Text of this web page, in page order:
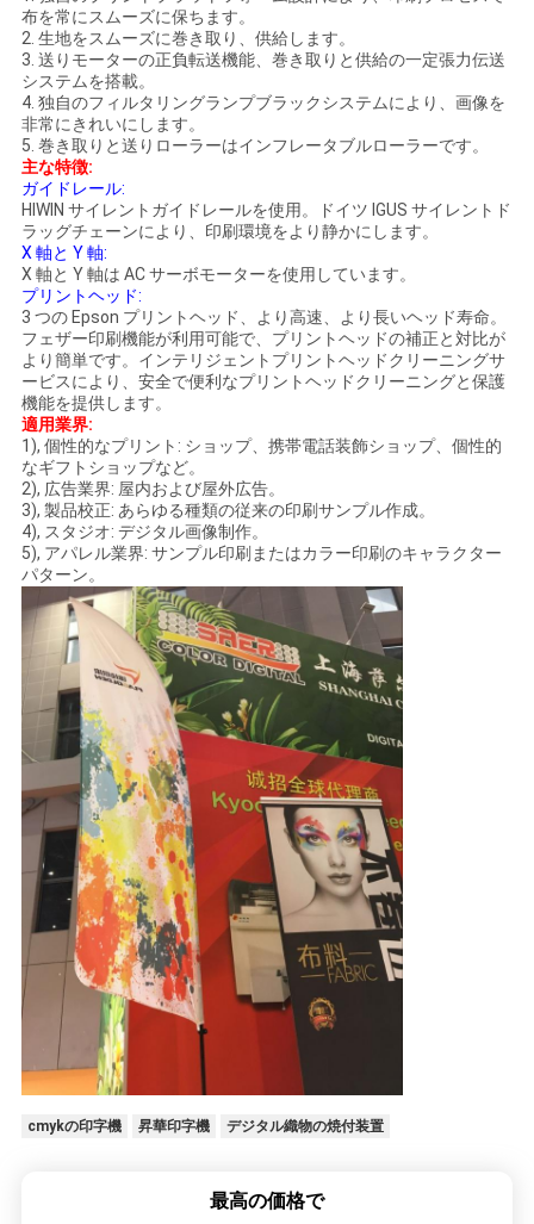
COMPANY
NEWS
地
図
プ
ラ
イ
バ
シ
ー
ポ
リ
ー
布を常にスムーズに保ちます。
2. 生地をスムーズに巻き取り、供給します。
3. 送りモーターの正負転送機能、巻き取りと供給の一定張力伝送
システムを搭載。
4. 独自のフィルタリングランプブラックシステムにより、画像を
非常にきれいにします。
5. 巻き取りと送りローラーはインフレータブルローラーです。
主な特徴:
ガイドレール:
HIWIN サイレントガイドレールを使用。ドイツ IGUS サイレントド
ラッグチェーンにより、印刷環境をより静かにします。
X 軸と Y 軸:
X 軸と Y 軸は AC サーボモーターを使用しています。
プリントヘッド:
3 つの Epson プリントヘッド、より高速、より長いヘッド寿命。
フェザー印刷機能が利用可能で、プリントヘッドの補正と対比が
より簡単です。インテリジェントプリントヘッドクリーニングサ
ービスにより、安全で便利なプリントヘッドクリーニングと保護
機能を提供します。
適用業界:
1), 個性的なプリント: ショップ、携帯電話装飾ショップ、個性的
なギフトショップなど。
2), 広告業界: 屋内および屋外広告。
3), 製品校正: あらゆる種類の従来の印刷サンプル作成。
4), スタジオ: デジタル画像制作。
5), アパレル業界: サンプル印刷またはカラー印刷のキャラクター
パターン。
cmykの印字機 昇華印字機 デジタル織物の焼付装置
最高の価格で